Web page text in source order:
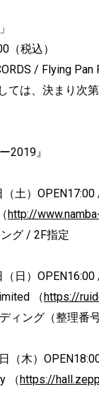
（税込）
/ Flying Pan
は、決まり次第
2019』
土）OPEN17:00
http://
グ / 2F指定
日）OPEN16:00
（ https://
ィング（整理番
（木）
（ https://